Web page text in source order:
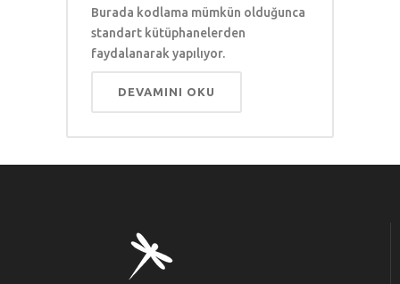
Burada kodlama mümkün olduğunca
standart kütüphanelerden
faydalanarak yapılıyor.
DEVAMINI OKU